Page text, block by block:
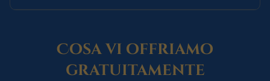
Cosa vi offriamo
gratuitamente